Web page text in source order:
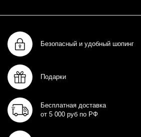
Безопасный и удобный шопинг
Подарки
Бесплатная доставка
от 5 000 руб по РФ